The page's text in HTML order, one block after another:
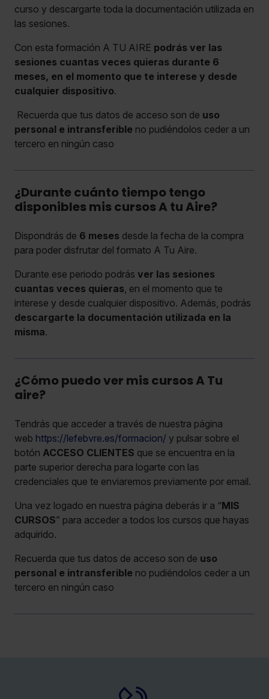
curso y descargarte toda la documentación utilizada en
las sesiones.
Con esta formación A TU AIRE podrás ver las
sesiones cuantas veces quieras durante 6
meses, en el momento que te interese y desde
cualquier dispositivo.
Recuerda que tus datos de acceso son de uso
personal e intransferible no pudiéndolos ceder a un
tercero en ningún caso
¿Durante cuánto tiempo tengo
disponibles mis cursos A tu Aire?
Dispondrás de 6 meses desde la fecha de la compra
para poder disfrutar del formato A Tu Aire.
Durante ese periodo podrás ver las sesiones
cuantas veces quieras , en el momento que te
interese y desde cualquier dispositivo. Además, podrás
descargarte la documentación utilizada en la
misma.
¿Cómo puedo ver mis cursos A Tu
aire?
Tendrás que acceder a través de nuestra página
web https://lefebvre.es/formacion/ y pulsar sobre el
botón ACCESO CLIENTES que se encuentra en la
parte superior derecha para logarte con las
credenciales que te enviaremos previamente por email.
Una vez logado en nuestra página deberás ir a “MIS
CURSOS” para acceder a todos los cursos que hayas
adquirido.
Recuerda que tus datos de acceso son de uso
personal e intransferible no pudiéndolos ceder a un
tercero en ningún caso